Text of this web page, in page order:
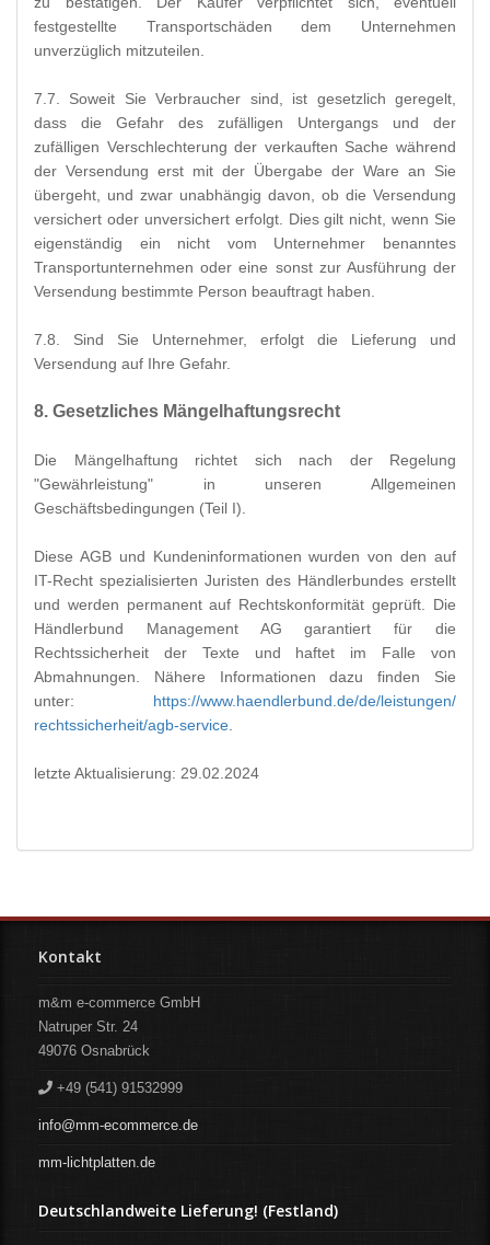
festgestellte Transportschäden dem Unternehmen
unverzüglich mitzuteilen.
7.7. Soweit Sie Verbraucher sind, ist gesetzlich geregelt,
dass die Gefahr des zufälligen Untergangs und der
zufälligen Verschlechterung der verkauften Sache während
der Versendung erst mit der Übergabe der Ware an Sie
übergeht, und zwar unabhängig davon, ob die Versendung
versichert oder unversichert erfolgt. Dies gilt nicht, wenn Sie
eigenständig ein nicht vom Unternehmer benanntes
Transportunternehmen oder eine sonst zur Ausführung der
Versendung bestimmte Person beauftragt haben.
7.8. Sind Sie Unternehmer, erfolgt die Lieferung und
Versendung auf Ihre Gefahr.
8. Gesetzliches Mängelhaftungsrecht
Die Mängelhaftung richtet sich nach der Regelung
"Gewährleistung" in unseren Allgemeinen
Geschäftsbedingungen (Teil I).
Diese AGB und Kundeninformationen wurden von den auf
IT-Recht spezialisierten Juristen des Händlerbundes erstellt
und werden permanent auf Rechtskonformität geprüft. Die
Händlerbund Management AG garantiert für die
Rechtssicherheit der Texte und haftet im Falle von
Abmahnungen. Nähere Informationen dazu finden Sie
unter: https://www.haendlerbund.de/de/leistungen/
rechtssicherheit/agb-service.
letzte Aktualisierung: 29.02.2024
Kontakt
m&m e-commerce GmbH
Natruper Str. 24
49076 Osnabrück
+49 (541) 91532999
info@mm-ecommerce.de
mm-lichtplatten.de
Deutschlandweite Lieferung! (Festland)